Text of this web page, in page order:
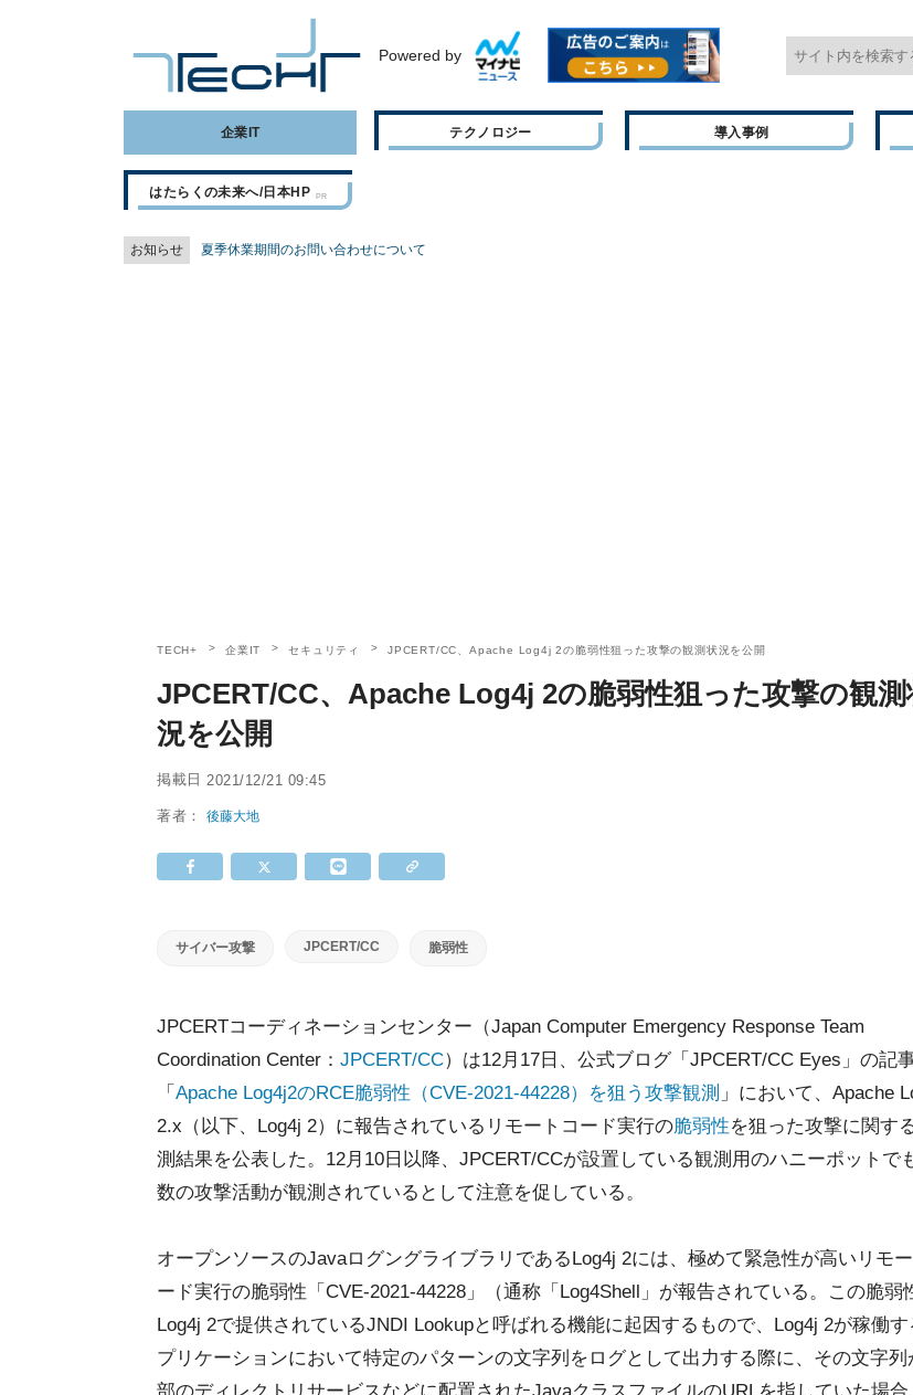
Powered by
企業IT テクノロジー 導入事例
はたらくの未来へ/日本HP
お知らせ 夏季休業期間のお問い合わせについて
TECH+ 企業IT セキュリティ JPCERT/CC、Apache Log4j 2の脆弱性狙った攻撃の観測状況を公開
JPCERT/CC、Apache Log4j 2の脆弱性狙った攻撃の観測
況を公開
掲載日 2021/12/21 09:45
著者：後藤大地
サイバー攻撃 JPCERT/CC 脆弱性
JPCERTコーディネーションセンター（Japan Computer Emergency Response Team
Coordination Center： JPCERT/CC）は12月17日、公式ブログ「JPCERT/CC Eyes」の記
「 Apache Log4j2のRCE脆弱性（CVE-2021-44228）を狙う攻撃観測 」において、Apache
2.x（以下、Log4j 2）に報告されているリモートコード実行の脆弱性を狙った攻撃に関す
測結果を公表した。12月10日以降、JPCERT/CCが設置している観測用のハニーポットで
数の攻撃活動が観測されているとして注意を促している。
オープンソースのJavaログングライブラリであるLog4j 2には、極めて緊急性が高いリモ
ード実行の脆弱性「CVE-2021-44228」（通称「Log4Shell」が報告されている。この脆弱
Log4j 2で提供されているJNDI Lookupと呼ばれる機能に起因するもので、Log4j 2が稼働す
プリケーションにおいて特定のパターンの文字列をログとして出力する際に、その文字列